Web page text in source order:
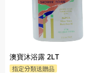
澳寶沐浴露 2LT
指定分類送贈品